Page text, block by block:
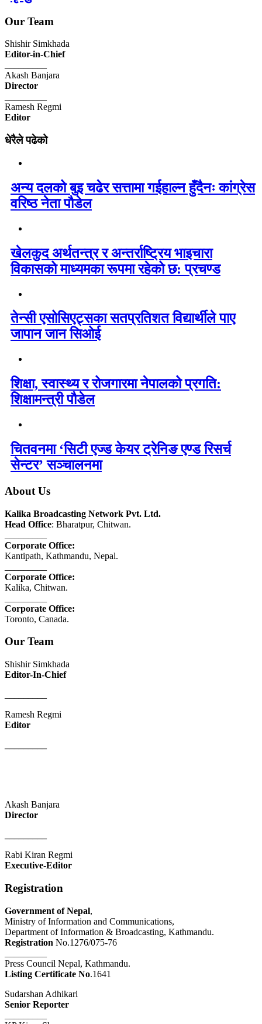
Our Team
Shishir Simkhada
Editor-in-Chief
Akash Banjara
Director
Ramesh Regmi
Editor
धेरैले पढेको
अन्य दलको बुइ चढेर सत्तामा गईहाल्न हुँदैनः कांग्रेस
वरिष्ठ नेता पौडेल
खेलकुद अर्थतन्त्र र अन्तर्राष्ट्रिय भाइचारा
विकासको माध्यमका रूपमा रहेको छ: प्रचण्ड
तेन्सी एसोसिएट्सका सतप्रतिशत विद्यार्थीले पाए
जापान जान सिओई
शिक्षा, स्वास्थ्य र रोजगारमा नेपालको प्रगति:
शिक्षामन्त्री पौडेल
चितवनमा ‘सिटी एज्ड केयर ट्रेनिङ एण्ड रिसर्च
सेन्टर’ सञ्चालनमा
About Us
Kalika Broadcasting Network Pvt. Ltd.
Head Office: Bharatpur, Chitwan.
Corporate Office:
Kantipath, Kathmandu, Nepal.
Corporate Office:
Kalika, Chitwan.
Corporate Office:
Toronto, Canada.
Our Team
Shishir Simkhada
Editor-In-Chief
Ramesh Regmi
Editor
Akash Banjara
Director
Rabi Kiran Regmi
Executive-Editor
Registration
Government of Nepal,
Ministry of Information and Communications,
Department of Information & Broadcasting, Kathmandu.
Registration No.1276/075-76
Press Council Nepal, Kathmandu.
Listing Certificate No.1641
Sudarshan Adhikari
Senior Reporter